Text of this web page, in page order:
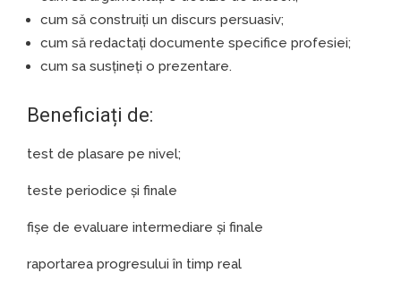
cum să construiți un discurs persuasiv;
cum să redactați documente specifice profesiei;
cum sa susţineţi o prezentare.
Beneficiați de:
test de plasare pe nivel;
teste periodice și finale
fișe de evaluare intermediare și finale
raportarea progresului în timp real